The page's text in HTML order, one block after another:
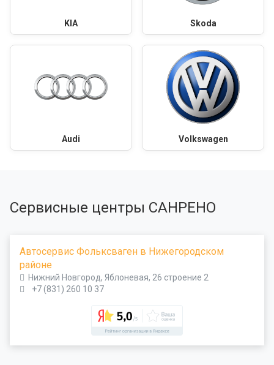
KIA Skoda
Audi Volkswagen
Сервисные центры САНРЕНО
Автосервис Фольксваген в Нижегородском
районе
Нижний Новгород, Яблоневая, 26 строение 2
+7 (831) 260 10 37